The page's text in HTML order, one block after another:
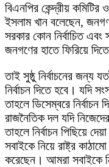
বিএনপির কেন্দ্রীয়
ইসলাম খান বলেছেন, জনগণ
সরকার কোন নির্বাচিত
জনগণের হাতে ফিরিয়ে
তাই সুষ্ঠু নির্বাচনের জন্য
নির্বাচন দিতে হবে। যদি
তাহলে ডিসেম্বরে
রাজনৈতিক দল যদি
তাহলে নির্বাচন পিছিয়ে
সবাইকে নিয়ে রাষ্ট্র
করেছেন। আমরা সবাইকে